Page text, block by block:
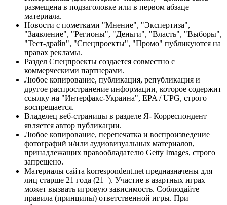
размещена в подзаголовке или в первом абзаце
материала.
Новости с пометками "Мнение", "Экспертиза",
"Заявление", "Регионы", "Деньги", "Власть", "Выборы",
"Тест-драйв", "Спецпроекты", "Промо" публикуются на
правах рекламы.
Раздел Спецпроекты создается совместно с
коммерческими партнерами.
Любое копирование, публикация, републикация и
другое распространение информации, которое содержит
ссылку на "Интерфакс-Украина", EPA / UPG, строго
воспрещается.
Владелец веб-страницы в разделе Я- Корреспондент
является автор публикации.
Любое копирование, перепечатка и воспроизведение
фотографий и/или аудиовизуальных материалов,
принадлежащих правообладателю Getty Images, строго
запрещено.
Материалы сайта korrespondent.net предназначены для
лиц старше 21 года (21+). Участие в азартных играх
может вызвать игровую зависимость. Соблюдайте
правила (принципы) ответственной игры. При